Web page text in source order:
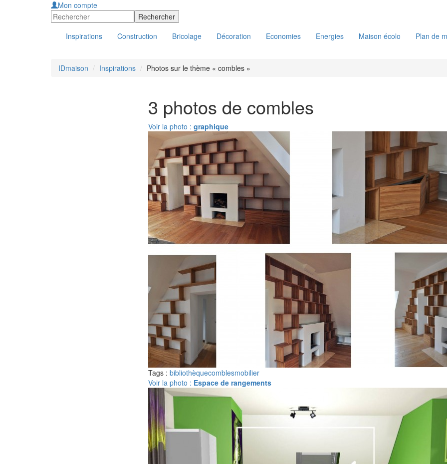
Mon compte
Inspirations Construction Bricolage Décoration Economies Energies Maison écolo Plan de
IDmaison Inspirations Photos sur le thème « combles »
3 photos de combles
Voir la photo : graphique
Tags : bibliothèquecomblesmobilier
Voir la photo : Espace de rangements